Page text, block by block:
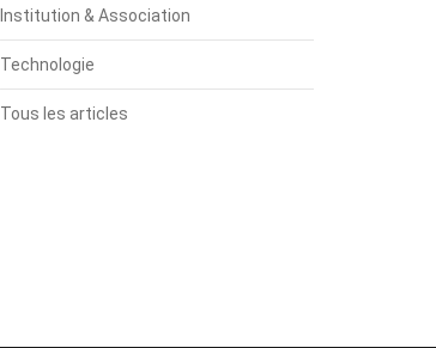
Institution & Association
Technologie
Tous les articles